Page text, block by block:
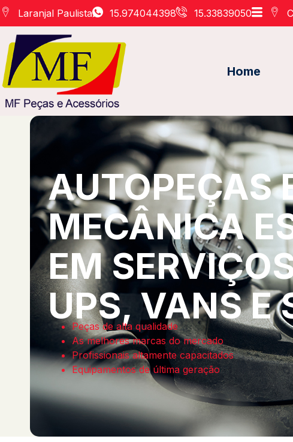
Laranjal Paulista 15.974044398 15.33839050
Home
AUTOPEÇAS
MECÂNICA
EM
UPS, VANS E
Peças de alta qualidade
As melhores marcas do mercado
Profissionais altamente capacitados
Equipamentos de última geração